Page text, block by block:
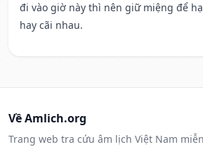
đi vào giờ này thì nên giữ miệng để
hay cãi nhau.
Về Amlich.org
Trang web tra cứu âm lịch Việt Nam